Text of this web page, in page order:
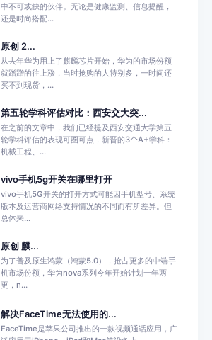
中不可或缺的伙伴。无论是健康监测、信息提醒，
还是时尚搭配...
原创 2...
从去年华为用上了麒麟芯片开始，华为的市场份额
就蹭蹭的往上涨，当时抢购的人特别多，一时间还
买不到现货，...
第五轮学科评估对比：西安交大突...
在之前的文章中，我们已经提及西安交通大学第五
轮学科评估的表现可圈可点，新晋的3个A+学科：
机械工程、...
vivo手机5g开关在哪里打开
vivo手机5G开关的打开方式可能因手机型号、系统
版本及运营商网络支持情况的不同而有所差异。但
总体来...
原创 麒...
为了普及原生鸿蒙（鸿蒙5.0），抢占更多的中端手
机市场份额，华为nova系列今年开始计划一年两
更，n...
解决FaceTime无法使用的...
FaceTime是苹果公司推出的一款视频通话应用，广